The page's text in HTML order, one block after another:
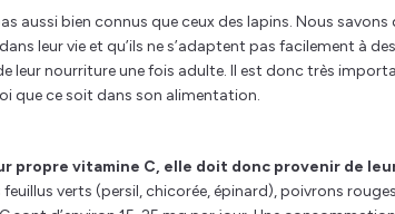
aussi bien connus que ceux des lapins. Nous savons
leur vie et qu’ils ne s’adaptent pas facilement à
leur nourriture une fois adulte. Il est donc très
que ce soit dans son alimentation.
propre vitamine C, elle doit donc provenir de
verts (persil, chicorée, épinard), poivrons